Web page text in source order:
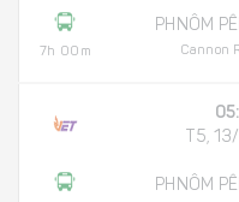
7h 00m
PHNÔM
Cannon
T5,
PHNÔM